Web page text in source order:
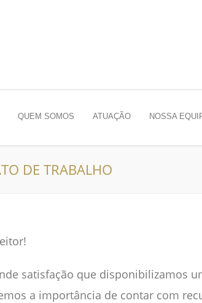
QUEM SOMOS ATUAÇÃO NOSSA
DE TRABALHO
satisfação que disponibilizamos
a importância de contar com